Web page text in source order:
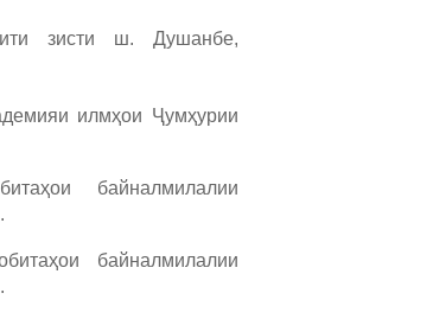
зисти ш. Душанбе,
илмҳои Ҷумҳурии
байналмилалии
байналмилалии